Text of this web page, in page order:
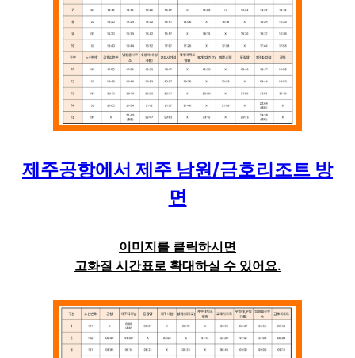
제주공항에서 제주 남원/금호리조트 방
면
이미지를 클릭하시면
고화질 시간표로 확대하실 수 있어요.